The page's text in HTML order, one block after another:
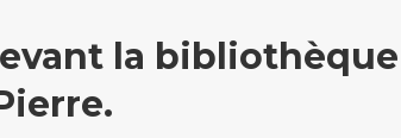
la bibliothèque